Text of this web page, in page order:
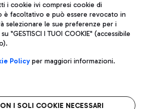
Imprese di Roma 13032990155 P.
int. vers.
Racchetti 1 - 00054 Fiumicino (RM)
Note legali
Roma FCO
stellato
i cookie ivi compresi cookie di
è facoltativo e può essere revocato in
selezionare le sue preferenze per i
"GESTISCI I TUOI COOKIE" (accessibile
Policyper maggiori informazioni.
I SOLI COOKIE NECESSARI